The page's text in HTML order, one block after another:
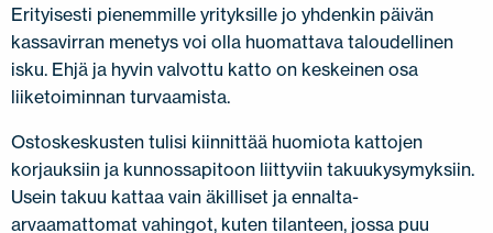
Erityisesti pienemmille yrityksille jo yhdenkin päivän
kassavirran menetys voi olla huomattava taloudellinen
isku. Ehjä ja hyvin valvottu katto on keskeinen osa
liiketoiminnan turvaamista.
Ostoskeskusten tulisi kiinnittää huomiota kattojen
korjauksiin ja kunnossapitoon liittyviin takuukysymyksiin.
Usein takuu kattaa vain äkilliset ja ennalta-
arvaamattomat vahingot, kuten tilanteen, jossa puu